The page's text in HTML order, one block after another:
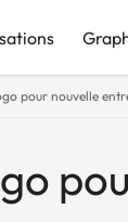
pour nouvelle